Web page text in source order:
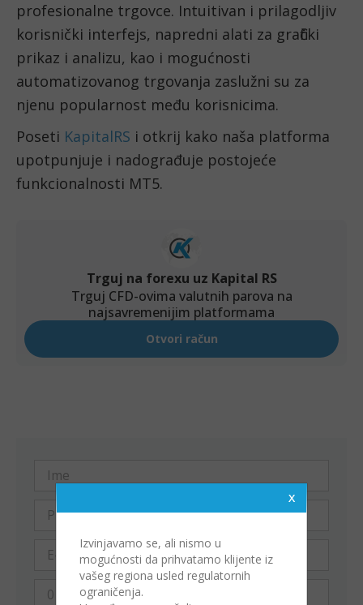
profesionalne trgovce. Intuitivan i prilagodljiv
korisnički interfejs, napredni alati za grafički
prikaz i analizu, kao i mogućnosti
automatizovanog trgovanja zaslužni su za
njenu popularnost među korisnicima.
Poseti KapitalRS i otkrij kako naša platforma
upotpunjuje i nadograđuje postojeće
funkcionalnosti MT5.
Izvinjavamo se, ali nismo u
mogućnosti da prihvatamo klijente iz
vašeg regiona usled regulatornih
ograničenja.